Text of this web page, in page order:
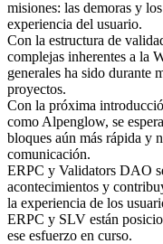
misiones: las demoras y
experiencia del usuario.
Con la estructura de
complejas inherentes a la
generales ha sido durante
proyectos.
Con la próxima
como Alpenglow, se
bloques aún más rápida y
comunicación.
ERPC y Validators DAO
acontecimientos y
la experiencia de los
ERPC y SLV están
ese esfuerzo en curso.